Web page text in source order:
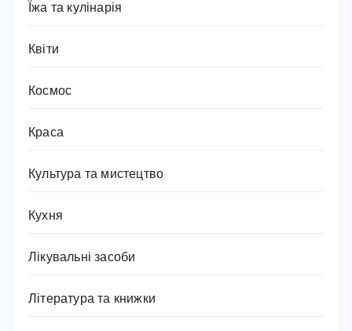
Їжа та кулінарія
Квіти
Космос
Краса
Культура та мистецтво
Кухня
Лікувальні засоби
Література та книжки